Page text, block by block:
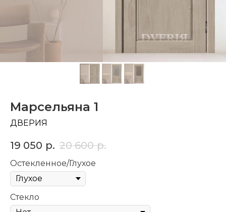
Марсельяна 1
ДВЕРИЯ
19 050 р. 20 600 р.
Остекленное/Глухое
Стекло